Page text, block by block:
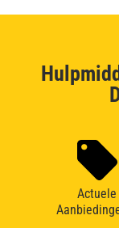
Actuele